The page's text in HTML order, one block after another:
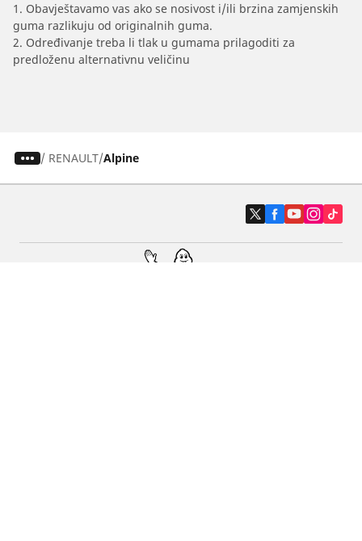
1. Obavještavamo vas ako se nosivost i/ili brzina zamjenskih
guma razlikuju od originalnih guma.
2. Određivanje treba li tlak u gumama prilagoditi za
predloženu alternativnu veličinu
/ RENAULT Alpine